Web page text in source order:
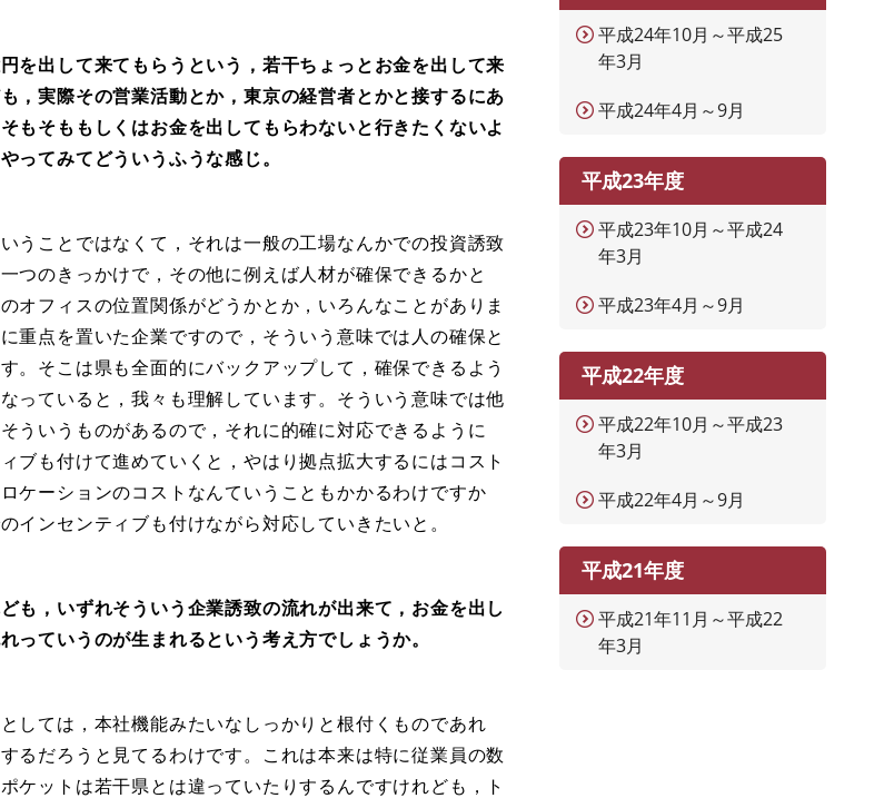
を出して来てもらうという，若干ちょっとお金を出して来
，実際その営業活動とか，東京の経営者とかと接するにあ
もそももしくはお金を出してもらわないと行きたくないよ
ってみてどういうふうな感じ。
うことではなくて，それは一般の工場なんかでの投資誘致
つのきっかけで，その他に例えば人材が確保できるかと
オフィスの位置関係がどうかとか，いろんなことがありま
重点を置いた企業ですので，そういう意味では人の確保と
。そこは県も全面的にバックアップして，確保できるよう
っていると，我々も理解しています。そういう意味では他
ういうものがあるので，それに的確に対応できるように
ブも付けて進めていくと，やはり拠点拡大するにはコスト
ケーションのコストなんていうこともかかるわけですか
インセンティブも付けながら対応していきたいと。
も，いずれそういう企業誘致の流れが出来て，お金を出し
ていうのが生まれるという考え方でしょうか。
しては，本社機能みたいなしっかりと根付くものであれ
るだろうと見てるわけです。これは本来は特に従業員の数
ケットは若干県とは違っていたりするんですけれども，ト
平成24年10月～平成25
年3月
平成24年4月～9月
平成23年度
平成23年10月～平成24
年3月
平成23年4月～9月
平成22年度
平成22年10月～平成23
年3月
平成22年4月～9月
平成21年度
平成21年11月～平成22
年3月